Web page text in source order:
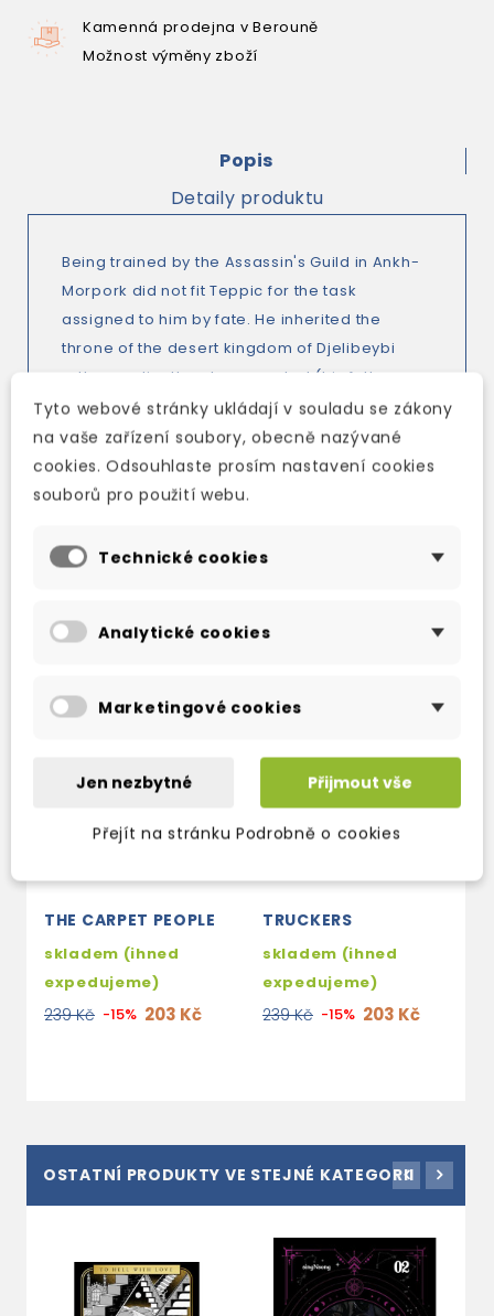
Kamenná prodejna v Berouně
Možnost výměny zboží
Popis
Detaily produktu
Being trained by the Assassin's Guild in Ankh-
Morpork did not fit Teppic for the task
assigned to him by fate. He inherited the
throne of the desert kingdom of Djelibeybi
rather earlier than he expected (his father
wasn’t too happy about it either), but that was
only the beginning of his problems...
TAKÉ DOPORUČUJEME
THE CARPET PEOPLE
skladem (ihned
expedujeme)
239 Kč -15% 203 Kč
TRUCKERS
skladem (ihned
expedujeme)
239 Kč -15% 203 Kč
OSTATNÍ PRODUKTY VE STEJNÉ KATEGORII
Tyto webové stránky ukládají v souladu se zákony
na vaše zařízení soubory, obecně nazývané
cookies. Odsouhlaste prosím nastavení cookies
souborů pro použití webu.
Technické cookies
Analytické cookies
Marketingové cookies
Jen nezbytné Přijmout vše
Přejít na stránku Podrobně o cookies